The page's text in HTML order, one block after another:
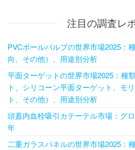
注目の調査レ
PVCボールバルブの世界市場2025：
向、その他）、用途別分析
平面ターゲットの世界市場2025：種
ト、シリコーン平面ターゲット、モ
ト、その他）、用途別分析
頭蓋内血栓吸引カテーテル市場：グ
年
二重ガラスパネルの世界市場2025：